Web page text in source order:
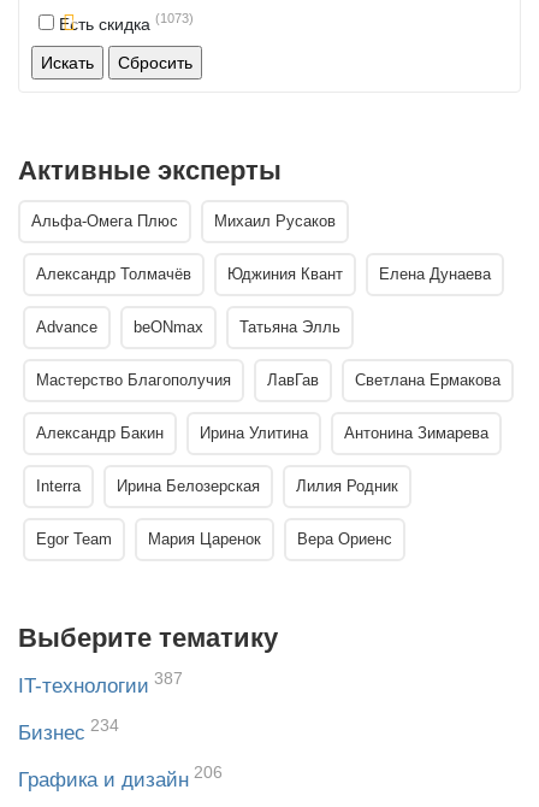
Есть скидка (1073)
Активные эксперты
Альфа-Омега Плюс Михаил Русаков
Александр Толмачёв Юджиния Квант Елена Дунаева
Advance beONmax Татьяна Элль
Мастерство Благополучия ЛавГав Светлана Ермакова
Александр Бакин Ирина Улитина Антонина Зимарева
Interra Ирина Белозерская Лилия Родник
Egor Team Мария Царенок Вера Ориенс
Выберите тематику
IT-технологии 387
Бизнес 234
Графика и дизайн 206